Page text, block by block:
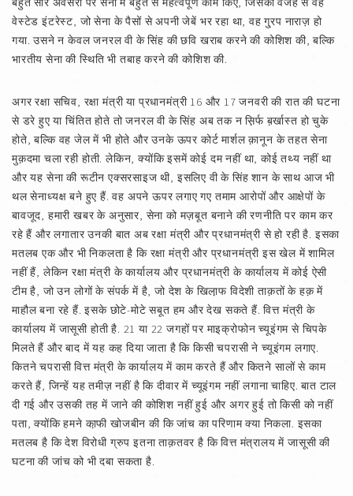
वेस्टेड इंटरेस्ट, जो सेना के पैसों से अपनी जेबें भर रहा था, वह गु्रप नाराज़ हो
गया. उसने न केवल जनरल वी के सिंह की छवि खराब करने की कोशिश की, बल्कि
भारतीय सेना की स्थिति भी तबाह करने की कोशिश की.
अगर रक्षा सचिव, रक्षा मंत्री या प्रधानमंत्री 16 और 17 जनवरी की रात की घटना
से डरे हुए या चिंतित होते तो जनरल वी के सिंह अब तक न स़िर्फ ब़र्खास्त हो चुके
होते, बल्कि वह जेल में भी होते और उनके ऊपर कोर्ट मार्शल क़ानून के तहत सेना
मुक़दमा चला रही होती. लेकिन, क्योंकि इसमें कोई दम नहीं था, कोई तथ्य नहीं था
और यह सेना की रूटीन एक्सरसाइज थी, इसलिए वी के सिंह शान के साथ आज भी
थल सेनाध्यक्ष बने हुए हैं. वह अपने ऊपर लगाए गए तमाम आरोपों और आक्षेपों के
बावजूद, हमारी खबर के अनुसार, सेना को मज़बूत बनाने की रणनीति पर काम कर
रहे हैं और लगातार उनकी बात अब रक्षा मंत्री और प्रधानमंत्री से हो रही है. इसका
मतलब एक और भी निकलता है कि रक्षा मंत्री और प्रधानमंत्री इस खेल में शामिल
नहीं हैं, लेकिन रक्षा मंत्री के कार्यालय और प्रधानमंत्री के कार्यालय में कोई ऐसी
टीम है, जो उन लोगों के संपर्क में है, जो देश के खिला़फ विदेशी ताक़तों के हक़ में
माहौल बना रहे हैं. इसके छोटे-मोटे सबूत हम और देख सकते हैं. वित्त मंत्री के
कार्यालय में जासूसी होती है. 21 या 22 जगहों पर माइक्रोफोन च्यूइंगम से चिपके
मिलते हैं और बाद में यह कह दिया जाता है कि किसी चपरासी ने च्यूइंगम लगाए.
कितने चपरासी वित्त मंत्री के कार्यालय में काम करते हैं और कितने सालों से काम
करते हैं, जिन्हें यह तमीज़ नहीं है कि दीवार में च्यूइंगम नहीं लगाना चाहिए. बात टाल
दी गई और उसकी तह में जाने की कोशिश नहीं हुई और अगर हुई तो किसी को नहीं
पता, क्योंकि हमने का़फी खोजबीन की कि जांच का परिणाम क्या निकला. इसका
मतलब है कि देश विरोधी ग्रुप इतना ताक़तवर है कि वित्त मंत्रालय में जासूसी की
घटना की जांच को भी दबा सकता है.